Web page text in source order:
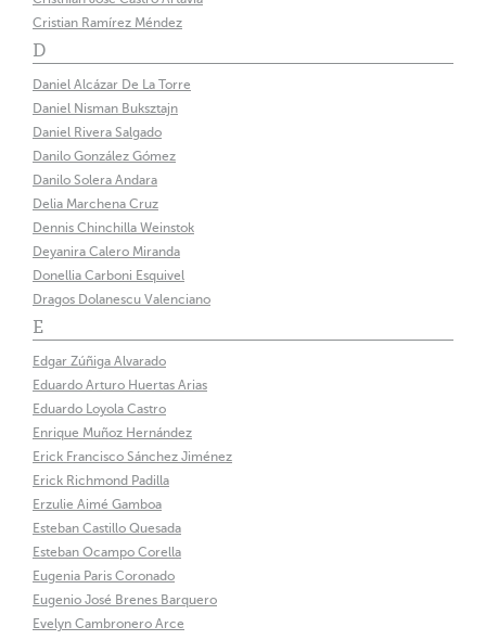
Cristian Ramírez Méndez
D
Daniel Alcázar De La Torre
Daniel Nisman Buksztajn
Daniel Rivera Salgado
Danilo González Gómez
Danilo Solera Andara
Delia Marchena Cruz
Dennis Chinchilla Weinstok
Deyanira Calero Miranda
Donellia Carboni Esquivel
Dragos Dolanescu Valenciano
E
Edgar Zúñiga Alvarado
Eduardo Arturo Huertas Arias
Eduardo Loyola Castro
Enrique Muñoz Hernández
Erick Francisco Sánchez Jiménez
Erick Richmond Padilla
Erzulie Aimé Gamboa
Esteban Castillo Quesada
Esteban Ocampo Corella
Eugenia Paris Coronado
Eugenio José Brenes Barquero
Evelyn Cambronero Arce